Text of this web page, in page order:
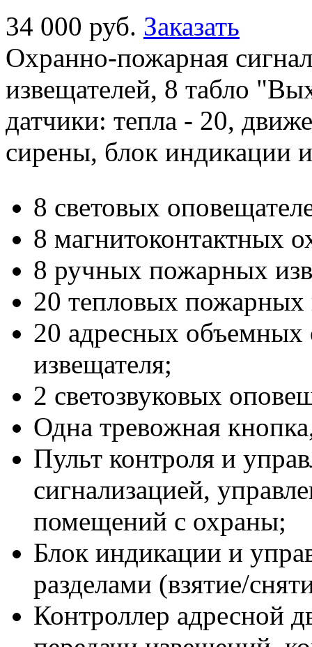
34 000 руб. Заказать
Охранно-пожарная
извещателей, 8 табло
датчики: тепла - 20,
сирены, блок индикации
8 световых
8 магнитоконтактных
8 ручных пожарных
20 тепловых пожарных
20 адресных объемных
извещателя;
2 светозвуковых
Одна тревожная
Пульт контроля и
сигнализацией,
помещений с охраны;
Блок индикации и
разделами (взятие/
Контроллер адресной